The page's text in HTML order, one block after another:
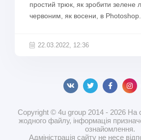
простий трюк, як зробити зелене
червоним, як восени, в Photoshop.
22.03.2022, 12:36
Copyright © 4u group 2014 - 2026 На
жодного файлу, інформація
ознайомлення.
Адміністрація сайту не несе